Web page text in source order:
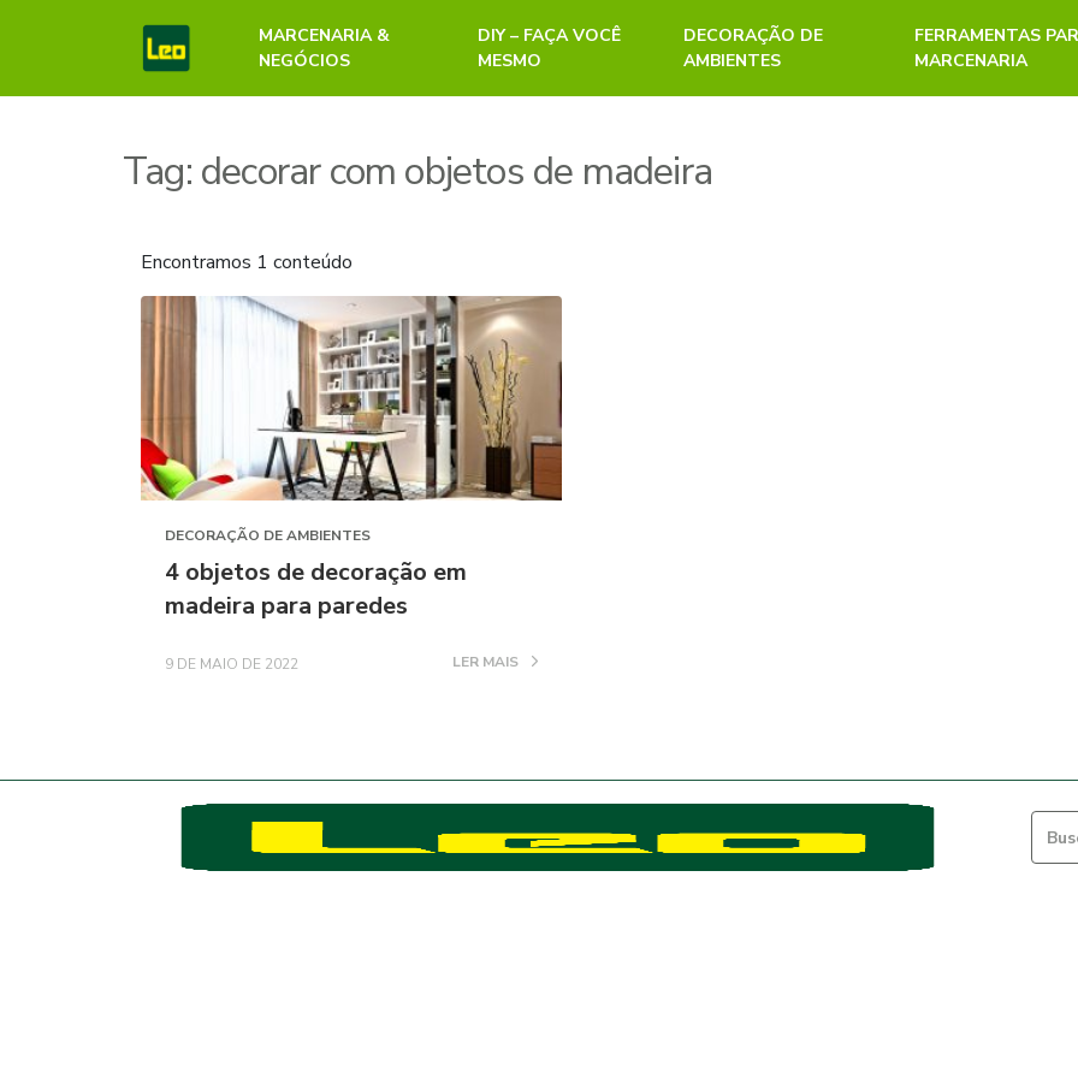
MARCENARIA &
NEGÓCIOS
DIY – FAÇA VOCÊ
MESMO
DECORAÇÃO DE
AMBIENTES
FERRAMENTAS
MARCENARIA
Tag: decorar com objetos de madeira
Encontramos 1 conteúdo
DECORAÇÃO DE AMBIENTES
4 objetos de decoração em
madeira para paredes
9 DE MAIO DE 2022 LER MAIS